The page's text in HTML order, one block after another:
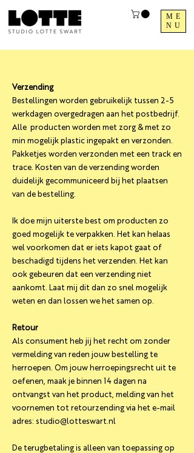
ME
NU
Verzending
Bestellingen worden gebruikelijk tussen 2-5
werkdagen overgedragen aan het postbedrijf.
Alle producten worden met zorg & met zo
min mogelijk plastic ingepakt en verzonden.
Pakketjes worden verzonden met een track en
trace. Kosten van de verzending worden
duidelijk gecommuniceerd bij het plaatsen
van de bestelling.
Ik doe mijn uiterste best om producten zo
goed mogelijk te verpakken. Het kan helaas
wel voorkomen dat er iets kapot gaat of
beschadigd tijdens het verzenden. Het kan
ook gebeuren dat een verzending niet
aankomt. Laat mij dit dan zo snel mogelijk
weten en dan lossen we het samen op.
Retour
Als consument heb jij het recht om zonder
vermelding van reden jouw bestelling te
herroepen. Om jouw herroepingsrecht uit te
oefenen, maak je binnen 14 dagen na
ontvangst van het product, melding van het
voornemen tot retourzending via het e-mail
adres: studio@lotteswart.nl
De terugbetaling is alleen van toepassing op